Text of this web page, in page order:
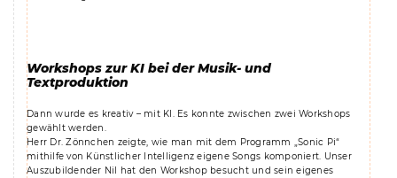
Workshops zur KI bei der Musik- und
Textproduktion
Dann wurde es kreativ – mit KI. Es konnte zwischen zwei Workshops
gewählt werden.
Herr Dr. Zönnchen zeigte, wie man mit dem Programm „Sonic Pi“
mithilfe von Künstlicher Intelligenz eigene Songs komponiert. Unser
Auszubildender Nil hat den Workshop besucht und sein eigenes